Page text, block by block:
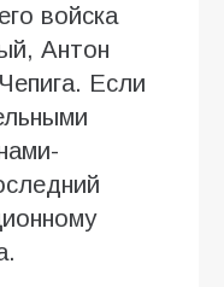
войска
Антон
Если